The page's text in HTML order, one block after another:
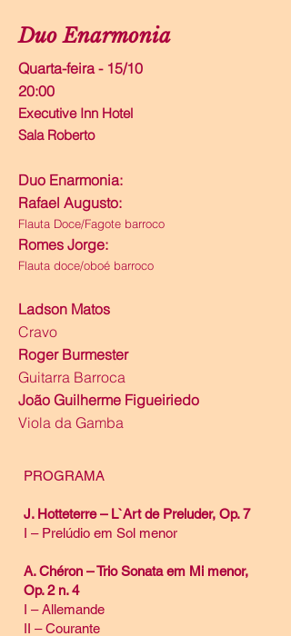
Duo Enarmonia
Quarta-feira - 15/10
20:00
Executive Inn Hotel
Sala Roberto
Duo Enarmonia:
Rafael Augusto:
Flauta Doce/Fagote barroco
Romes Jorge:
Flauta doce/oboé barroco
Ladson Matos
Cravo
Roger Burmester
Guitarra Barroca
João Guilherme Figueiriedo
Viola da Gamba
PROGRAMA
J. Hotteterre – L`Art de Preluder, Op. 7
I – Prelúdio em Sol menor
A. Chéron – Trio Sonata em Mi menor,
Op. 2 n. 4
I – Allemande
II – Courante